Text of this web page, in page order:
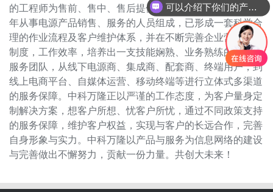
的工程师为售前、售中、售后提供保障。中科万隆由一批多
年从事电源产品销售、服务的人员组成，已形成一套科学合
理的作业流程及客户维护体系，并在不断完善企业营销管理
制度，工作效率，培养出一支技能娴熟、业务熟练的销售及
服务团队，从线下电源商、集成商、配套商、终端用户，到
线上电商平台、自媒体运营、移动终端等进行立体式多渠道
的服务保障。中科万隆正以严谨的工作态度，为客户量身定
制解决方案，想客户所想、忧客户所忧，通过不同政策支持
的服务保障，维护客户权益，实现与客户的长远合作，完善
自身形象与实力。中科万隆以产品与服务为信息网络的建设
与完善做出不懈努力，贡献一份力量。共创大未来！
可以介绍下你们的产品么？